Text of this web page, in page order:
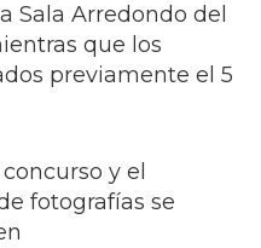
Sala Arredondo del
que los
previamente el 5
y el
fotografías se